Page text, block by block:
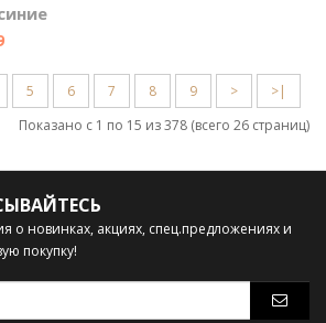
5 6 7 8 9 >
>|
Показано с 1 по 15 из 378 (всего 26 страниц)
о новинках, акциях, спец.предложениях и
покупку!